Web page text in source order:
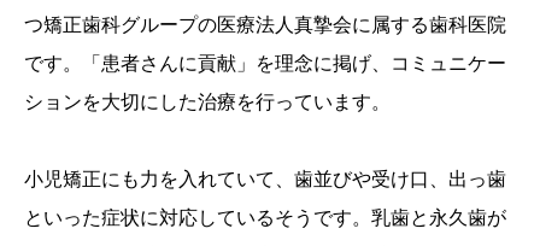
つ矯正歯科グループの医療法人真摯会に属する歯科医院
です。「患者さんに貢献」を理念に掲げ、コミュニケー
ションを大切にした治療を行っています。
小児矯正にも力を入れていて、歯並びや受け口、出っ歯
といった症状に対応しているそうです。乳歯と永久歯が